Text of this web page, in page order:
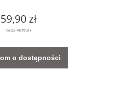
59,90 zł
(netto: 48,70 zł)
o dostępności